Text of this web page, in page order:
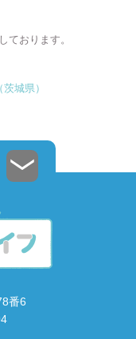
ております。
城県）
番6